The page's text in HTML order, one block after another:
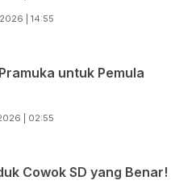
| 14:55
untuk Pemula
| 02:55
Cowok SD yang Benar!